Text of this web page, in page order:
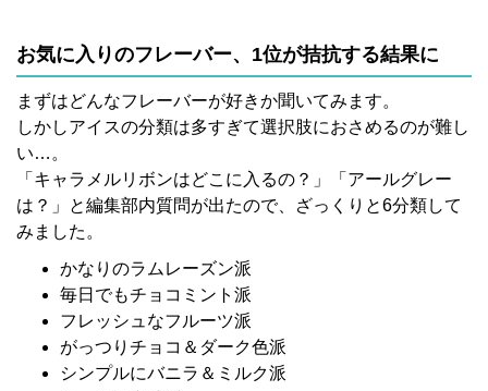
お気に入りのフレーバー、1位が拮抗する結果に
まずはどんなフレーバーが好きか聞いてみます。
しかしアイスの分類は多すぎて選択肢におさめるのが難し
い…。
「キャラメルリボンはどこに入るの？」「アールグレー
は？」と編集部内質問が出たので、ざっくりと6分類して
みました。
かなりのラムレーズン派
毎日でもチョコミント派
フレッシュなフルーツ派
がっつりチョコ＆ダーク色派
シンプルにバニラ＆ミルク派